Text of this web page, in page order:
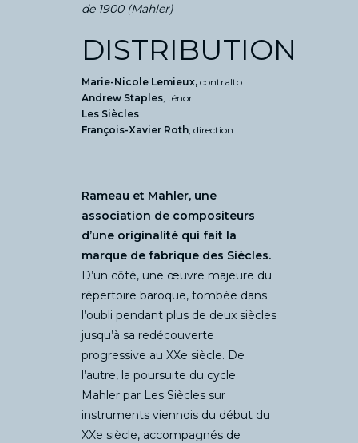
de 1900 (Mahler)
DISTRIBUTION
Marie-Nicole Lemieux, contralto
Andrew Staples , ténor
Les Siècles
François-Xavier Roth , direction
Rameau et Mahler, une
association de compositeurs
d’une originalité qui fait la
marque de fabrique des Siècles.
D’un côté, une œuvre majeure du
répertoire baroque, tombée dans
l’oubli pendant plus de deux siècles
jusqu’à sa redécouverte
progressive au XXe siècle. De
l’autre, la poursuite du cycle
Mahler par Les Siècles sur
instruments viennois du début du
XXe siècle, accompagnés de